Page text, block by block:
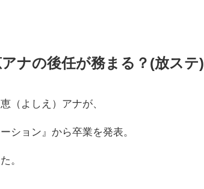
ナの後任が務まる？(放ステ)
（よしえ）アナが、
ション』から卒業を発表。
。